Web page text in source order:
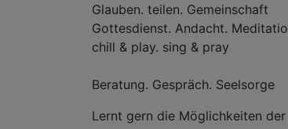
Glauben. teilen. Gemeinschaft
Gottesdienst. Andacht.
chill & play. sing & pray
Beratung. Gespräch. Seelsorge
Lernt gern die Möglichkeiten